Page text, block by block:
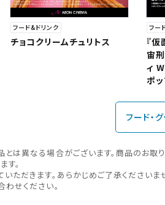
フード&ドリンク
チョコクリームチュリトス
フー
『
宙
ィ
ポ
フード・
は異なる場合がございます。商品のお取
す。
ただきます。あらかじめご了承くださいま
せください。